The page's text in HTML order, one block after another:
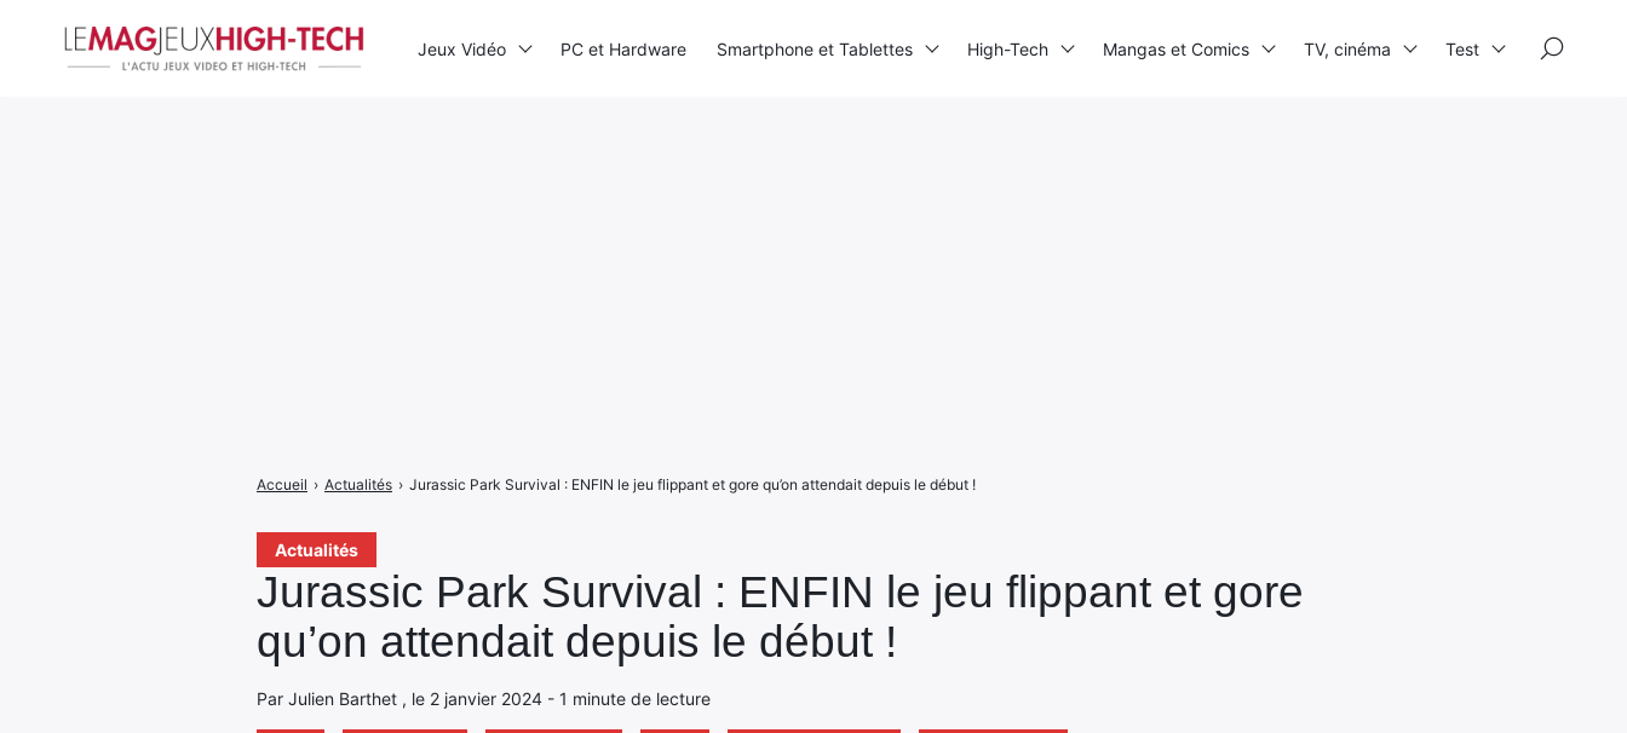
Actualités
Jurassic Park Survival : ENFIN le jeu flippant et gore
qu’on attendait depuis le début !
Par Julien Barthet , le 2 janvier 2024 - 1 minute de lecture
Accueil › Actualités › Jurassic Park Survival : ENFIN le jeu flippant et gore qu’on attendait depuis le début !
Jeux Vidéo PC et Hardware Smartphone et Tablettes High-Tech Mangas et Comics TV, cinéma Test